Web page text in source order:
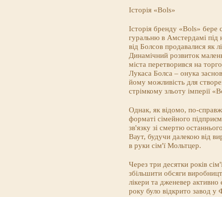
Історія «Bols»
Історія бренду «Bols» бере
гуральню в Амстердамі під
від Болсов продавалися як
Динамічний розвиток
міста перетворився на
Лукаса Болса – онука
йому можливість для
стрімкому зльоту імперії
Однак, як відомо, по-
форматі сімейного
зв'язку зі смертю
Ваут, будучи далекою від
в руки сім'ї Мольтцер.
Через три десятки років
збільшити обсяги
лікери та дженевер
року було відкрито завод